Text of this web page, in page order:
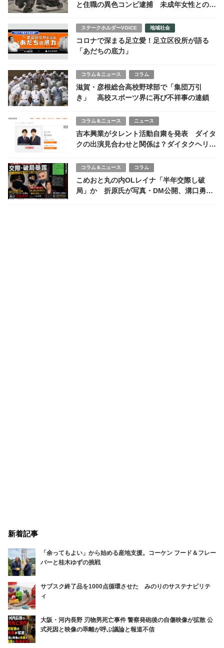
と住職の異色コンビ逮捕 未成年女性との不
ステークホルダーVOICE 地域社会
コロナで深まる足立愛！足立区役所が語る
「あだちの底力」
コラム＆ニュース コラム
滋賀・彦根総合高校野球部で「集団万引
き」 高校スポーツ界に再び不祥事の連鎖
コラム＆ニュース ニュース
吉本興業がタレント活動自粛を発表 ダイタ
クの出演見合わせと関係は？ダイタクヘリオ
コラム＆ニュース コラム
こめおと丸の内OLレイナ「半年交際し破
局」か 折原氏が写真・DM公開、溝口勇児
新着記事
「余ってもよい」から始める産地支援。コーケン フード＆フレー
バーと桂木ゆずの挑戦
サブスク終了品を1000点循環させた みのりのサステナビリテ
ィ
大阪・河内長野 刃物男死亡事件 警察発砲後の自傷映像が拡散 公
式死因と映像の乖離が呼ぶ議論と報道不信